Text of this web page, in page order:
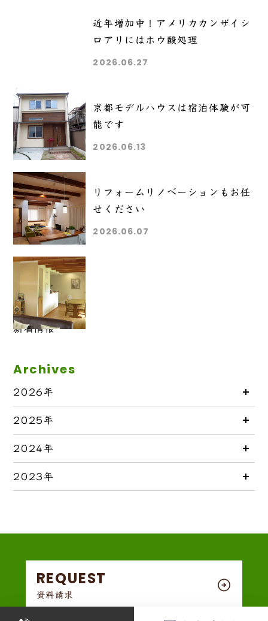
近年増加中！アメリカカンザイシ
ロアリにはホウ酸処理
2026.06.27
京都モデルハウスは宿泊体験が可
能です
2026.06.13
リフォームリノベーションもお任
せください
2026.06.07
Category
新着情報
Archives
2026年
2025年
2024年
2023年
REQUEST
資料請求